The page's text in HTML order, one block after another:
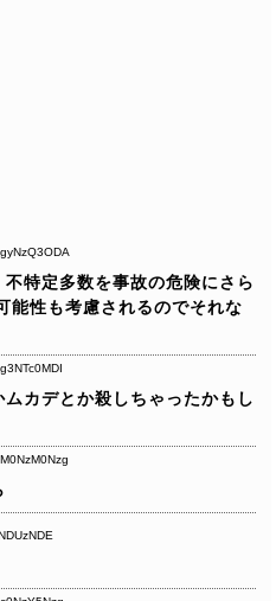
特定多数を事故の危険にさら
能性も考慮されるのでそれな
カデとか殺しちゃったかもし